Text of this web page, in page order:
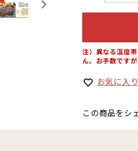
注）異なる温度
ん。お手数です
お気に入
この商品をシ